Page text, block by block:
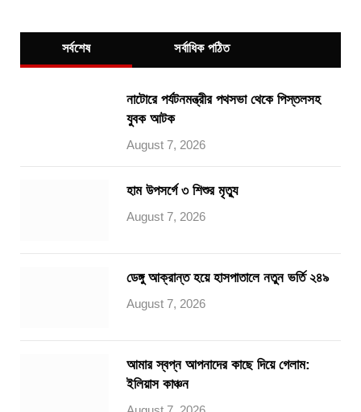
সর্বশেষ সর্বাধিক পঠিত
নাটোরে পর্যটনমন্ত্রীর পথসভা থেকে পিস্তলসহ
যুবক আটক
August 7, 2026
হাম উপসর্গে ৩ শিশুর মৃত্যু
August 7, 2026
ডেঙ্গু আক্রান্ত হয়ে হাসপাতালে নতুন ভর্তি ২৪৯
August 7, 2026
আমার স্বপ্ন আপনাদের কাছে দিয়ে গেলাম:
ইলিয়াস কাঞ্চন